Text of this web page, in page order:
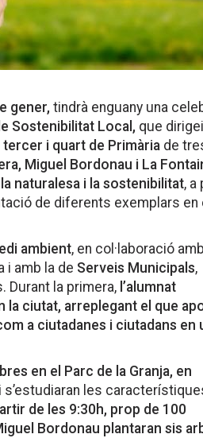
gener, tindrà enguany una
Sostenibilitat Local, que
i quart de Primària de
Miguel Bordonau i La
naturalesa i la sostenibilitat, a
de diferents exemplars en
ambient, en col·laboració
i amb la de Serveis Municipals,
Durant la primera, l’alumnat
la ciutat, arreplegant el que
a ciutadanes i ciutadans en
en el Parc de la Granja, en
i s’estudiaran les
de les 9:30h, prop de 100
Bordonau plantaran sis